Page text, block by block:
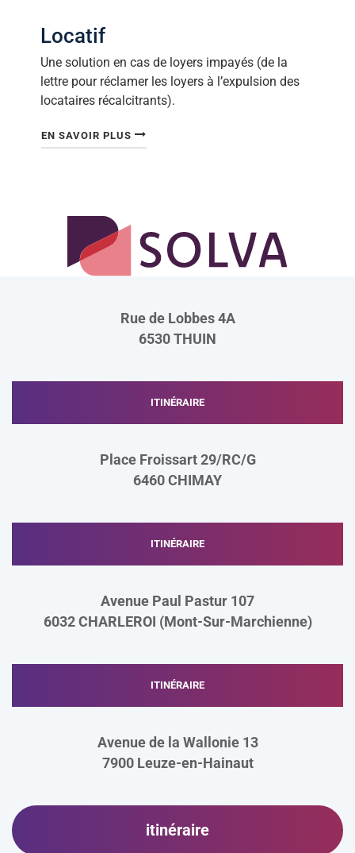
Locatif
Une solution en cas de loyers impayés (de la
lettre pour réclamer les loyers à l’expulsion des
locataires récalcitrants).
EN SAVOIR PLUS "LOCATIF"
Rue de Lobbes 4A
6530 THUIN
ITINÉRAIRE
Place Froissart 29/RC/G
6460 CHIMAY
ITINÉRAIRE
Avenue Paul Pastur 107
6032 CHARLEROI (Mont-Sur-Marchienne)
ITINÉRAIRE
Avenue de la Wallonie 13
7900 Leuze-en-Hainaut
itinéraire